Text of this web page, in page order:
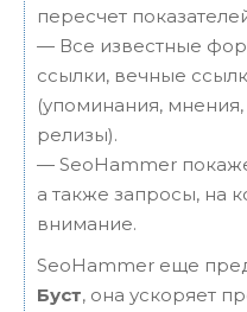
пересчет
— Все известные
ссылки, вечные
(упоминания, мнения,
релизы).
— SeoHammer
а также запросы, на
внимание.
SeoHammer еще
Буст, она ускоряет